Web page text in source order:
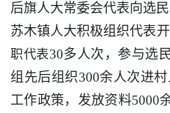
后旗人大常委会代表向选
苏木镇人大积极组织代表
职代表30多人次，参与选
组先后组织300余人次进
工作政策，发放资料5000